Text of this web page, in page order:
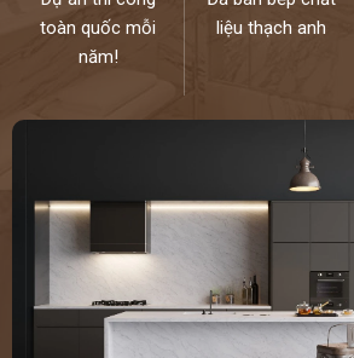
toàn quốc mỗi
năm!
liệu thạch anh